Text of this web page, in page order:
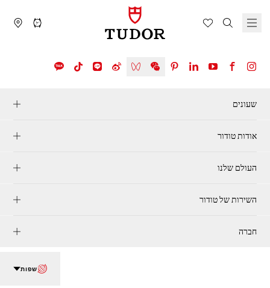
שעונים
אודות טודור
העולם שלנו
השירות של טודור
חברה
שפות